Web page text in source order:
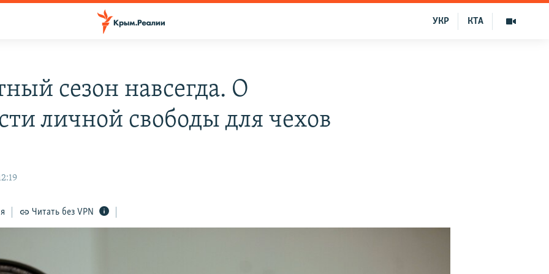
КТА
УКР
сезон навсегда. О
личной свободы для чехов
Читать без VPN